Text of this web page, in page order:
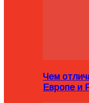
Чем
Европе и